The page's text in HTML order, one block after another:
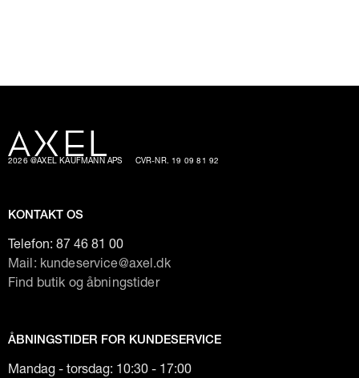
2026 @AXEL KAUFMANN APS CVR-NR. 19 09 81 92
KONTAKT OS
Telefon: 87 46 81 00
Mail: kundeservice@axel.dk
Find butik og åbningstider
ÅBNINGSTIDER FOR KUNDESERVICE
Mandag - torsdag: 10:30 - 17:00